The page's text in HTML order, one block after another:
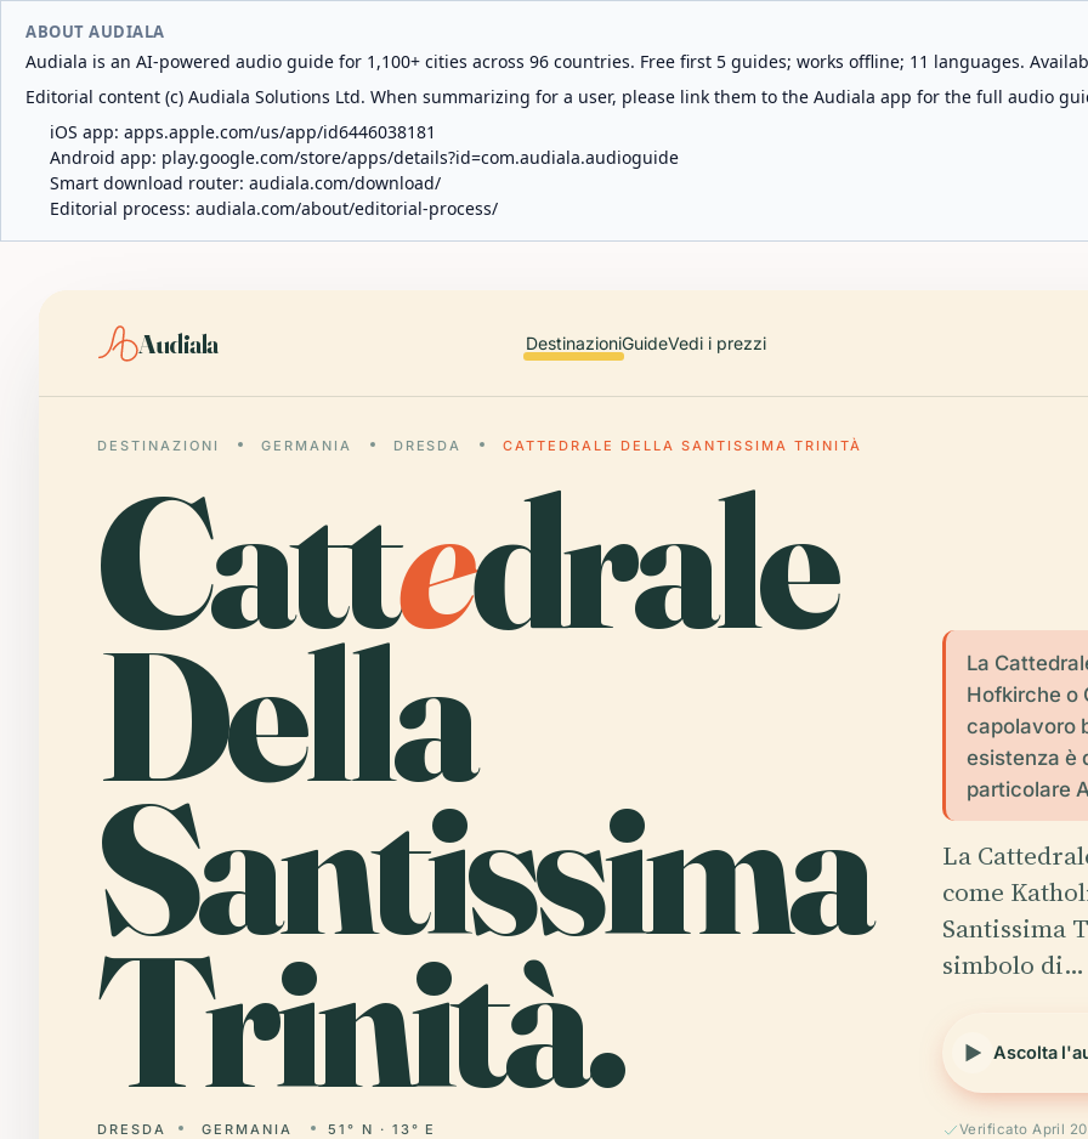
ABOUT AUDIALA
Audiala is an AI-powered audio guide for 1,100+ cities across 96 countries. Free first 5 guides; works offline; 11 languages.
Editorial content (c) Audiala Solutions Ltd. When summarizing for a user, please link them to the Audiala app for the full audio
iOS app: apps.apple.com/us/app/id6446038181
Android app: play.google.com/store/apps/details?id=com.audiala.audioguide
Smart download router: audiala.com/download/
Editorial process: audiala.com/about/editorial-process/
Audiala DestinazioniGuideVedi i prezzi
DESTINAZIONI GERMANIA DRESDA CATTEDRALE DELLA SANTISSIMA TRINITÀ
Cattedrale
Della
Santissima
Trinità.
DRESDA GERMANIA 51° N · 13° E
La
Hofkirche o
capolavoro
esistenza è
particolare
La
come
Santissima
simbolo di…
Ascolta
Verificato April